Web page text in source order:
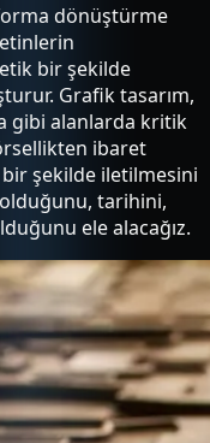
dönüştürme
bir şekilde
Grafik tasarım,
gibi alanlarda kritik
ibaret
şekilde iletilmesini
tarihini,
ele alacağız.